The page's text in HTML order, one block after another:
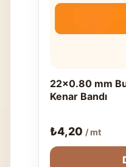
22x0.80 mm
Kenar Bandı
₺4,20 / mt